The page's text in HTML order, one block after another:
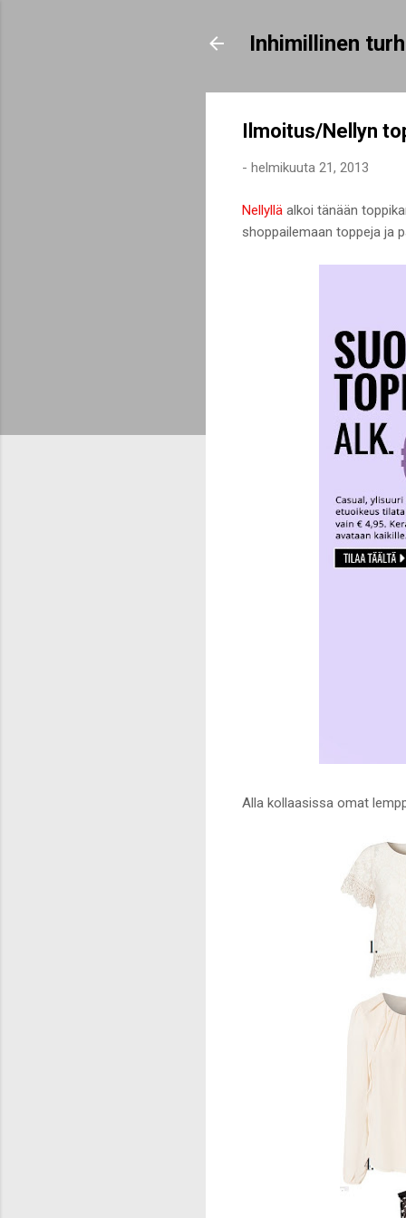
Inhimillinen
Ilmoitus/Nellyn
- helmikuuta 21, 2013
Nellyllä alkoi tänään
shoppailemaan toppeja ja
Alla kollaasissa omat